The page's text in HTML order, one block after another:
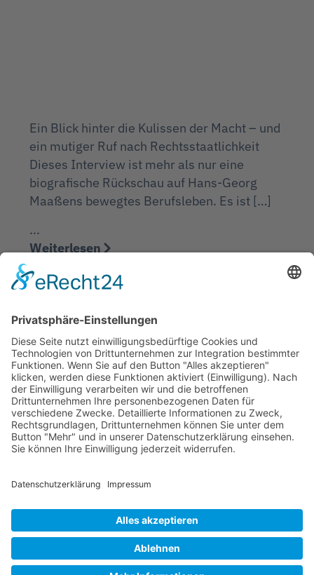
Allgemein
Landesverband NRW
Ein Blick hinter die Kulissen der Macht – und
ein mutiger Ruf nach Rechtsstaatlichkeit
Dieses Interview ist mehr als nur eine
biografische Rückschau auf Hans-Georg
Maaßens bewegtes Berufsleben. Es ist […]
...
Weiterlesen
VORIGER 1 2
KONTAKT
IMPRESSUM